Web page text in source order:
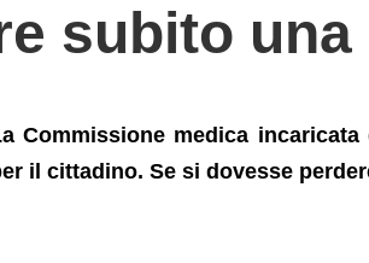
subito una
Commissione medica
il cittadino. Se si dovesse